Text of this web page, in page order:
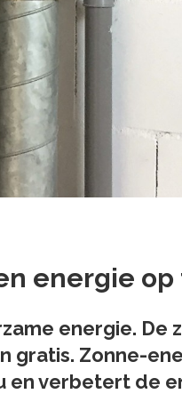
energie op
energie. De
gratis. Zonne-
en verbetert de